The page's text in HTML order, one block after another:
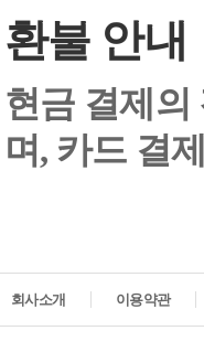
환불 안내
현금 결제의
며, 카드 결
회사소개 이용약관